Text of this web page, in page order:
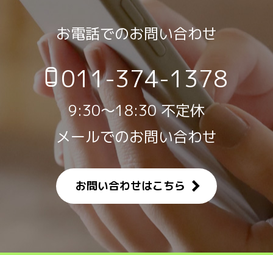
お電話でのお問い合わせ
011-374-1378
9:30～18:30 不定休
メールでのお問い合わせ
お問い合わせはこちら